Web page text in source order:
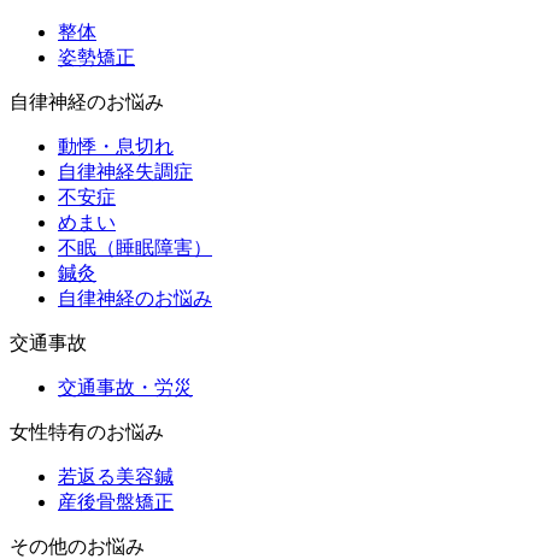
整体
姿勢矯正
自律神経のお悩み
動悸・息切れ
自律神経失調症
不安症
めまい
不眠（睡眠障害）
鍼灸
自律神経のお悩み
交通事故
交通事故・労災
女性特有のお悩み
若返る美容鍼
産後骨盤矯正
その他のお悩み